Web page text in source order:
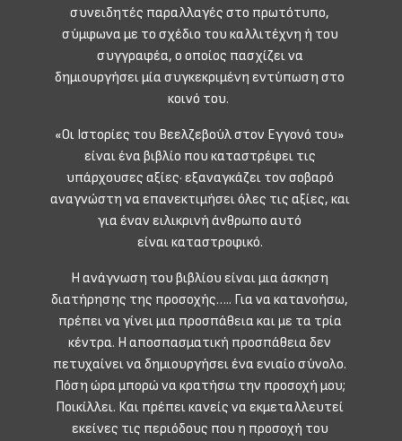
συνειδητές παραλλαγές στο πρωτότυπο,
σύμφωνα με το σχέδιο του καλλιτέχνη ή του
συγγραφέα, ο οποίος πασχίζει να
δημιουργήσει μία συγκεκριμένη εντύπωση στο
κοινό του.
«Οι Ιστορίες του Βεελζεβούλ στον Εγγονό του»
είναι ένα βιβλίο που καταστρέφει τις
υπάρχουσες αξίες· εξαναγκάζει τον σοβαρό
αναγνώστη να επανεκτιμήσει όλες τις αξίες, και
για έναν ειλικρινή άνθρωπο αυτό
είναι καταστροφικό.
H ανάγνωση του βιβλίου είναι μια άσκηση
διατήρησης της προσοχής….. Για να κατανοήσω,
πρέπει να γίνει μια προσπάθεια και με τα τρία
κέντρα. Η αποσπασματική προσπάθεια δεν
πετυχαίνει να δημιουργήσει ένα ενιαίο σύνολο.
Πόση ώρα μπορώ να κρατήσω την προσοχή μου;
Ποικίλλει. Και πρέπει κανείς να εκμεταλλευτεί
εκείνες τις περιόδους που η προσοχή του